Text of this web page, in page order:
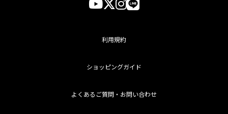
利用規約
ショッピングガイド
よくあるご質問・お問い合わせ